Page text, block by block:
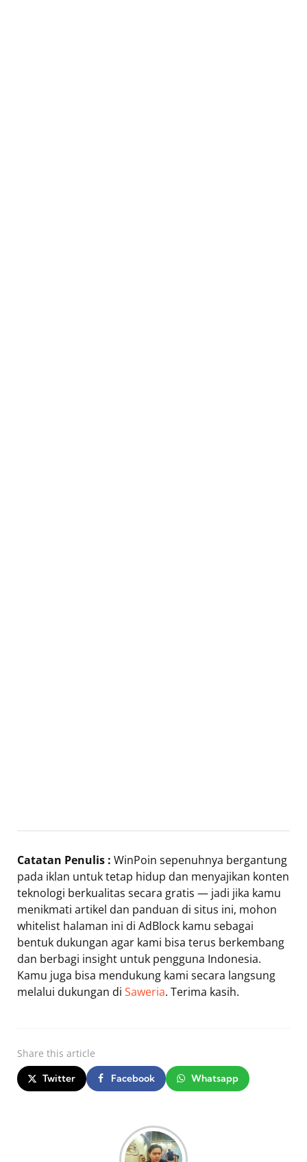
Catatan Penulis : WinPoin sepenuhnya bergantung
pada iklan untuk tetap hidup dan menyajikan konten
teknologi berkualitas secara gratis — jadi jika kamu
menikmati artikel dan panduan di situs ini, mohon
whitelist halaman ini di AdBlock kamu sebagai
bentuk dukungan agar kami bisa terus berkembang
dan berbagi insight untuk pengguna Indonesia.
Kamu juga bisa mendukung kami secara langsung
melalui dukungan di Saweria. Terima kasih.
Share this article
Twitter Facebook Whatsapp